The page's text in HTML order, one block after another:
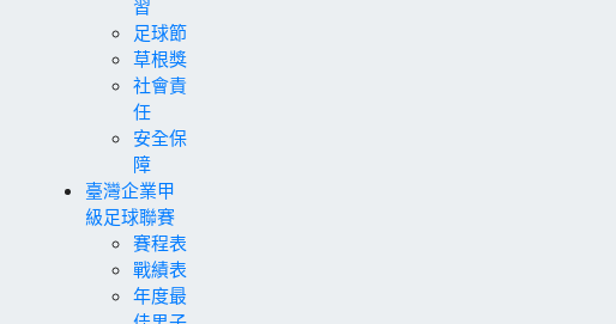
習
足球節
草根獎
社會責
任
安全保
障
臺灣企業甲
級足球聯賽
賽程表
戰績表
年度最